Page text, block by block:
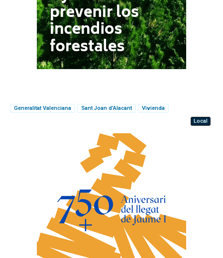
Generalitat Valenciana Sant Joan d’Alacant
Vivienda
Local